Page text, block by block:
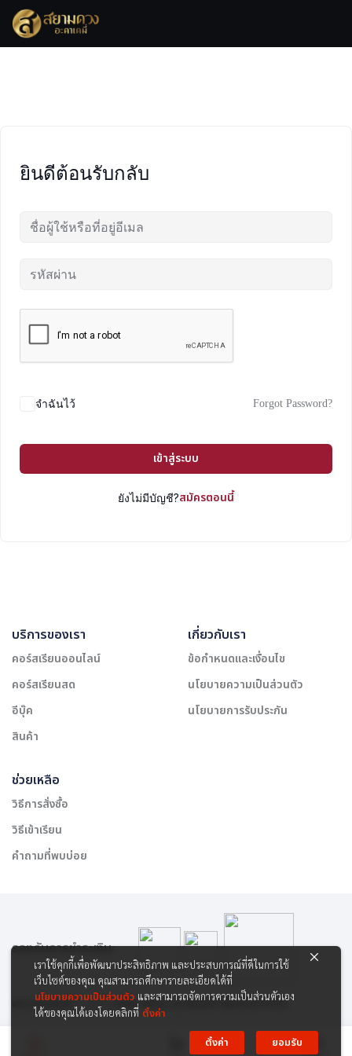
Skip
content
ยินดีต้อนรับกลับ
จำฉันไว้ Forgot Password?
เข้าสู่ระบบ
ยังไม่มีบัญชี?สมัครตอนนี้
บริการของเรา
คอร์สเรียนออนไลน์
คอร์สเรียนสด
อีบุ๊ค
สินค้า
เกี่ยวกับเรา
ข้อกำหนดและเงื่อนไข
นโยบายความเป็นส่วนตัว
นโยบายการรับประกัน
ช่วยเหลือ
วิธีการสั่งซื้อ
วิธีเข้าเรียน
คำถามที่พบบ่อย
สงวนลิขสิทธิ์ © 2565 บริษัท สยาม เคาเซิลลิ่ง เซ็นเตอร์ จำกัด
รองรับการชำระเงิน:
เราใช้คุกกี้เพื่อพัฒนาประสิทธิภาพ และประสบการณ์ที่ดีในการใช้
เว็บไซต์ของคุณ คุณสามารถศึกษารายละเอียดได้ที่
นโยบายความเป็นส่วนตัว และสามารถจัดการความเป็นส่วนตัวเอง
ได้ของคุณได้เองโดยคลิกที่ ตั้งค่า
ตั้งค่า
ยอมรับ